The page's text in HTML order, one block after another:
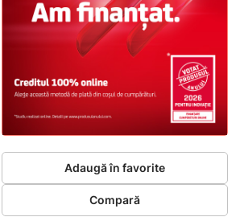
Adaugă în favorite
Compară